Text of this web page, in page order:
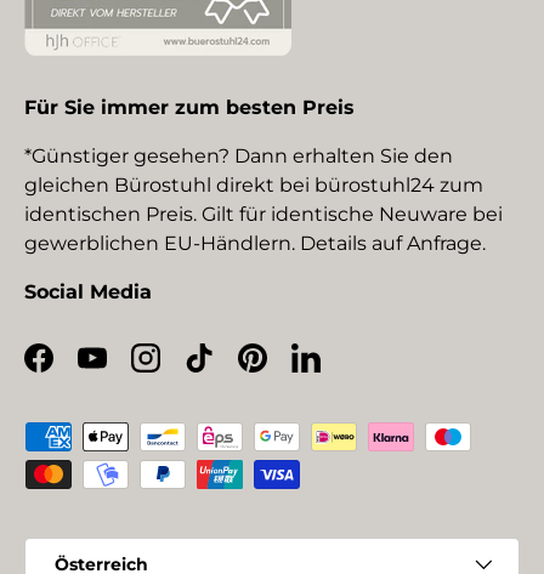
Für Sie immer zum besten Preis
*Günstiger gesehen? Dann erhalten Sie den
gleichen Bürostuhl direkt bei bürostuhl24 zum
identischen Preis. Gilt für identische Neuware bei
gewerblichen EU-Händlern. Details auf Anfrage.
Social Media
Facebook
YouTubeInstagram
TikTokPinterestLinkedIn
Zahlungsmethoden
Land/Region
Österreich